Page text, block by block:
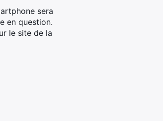
sera
en question.
le site de la